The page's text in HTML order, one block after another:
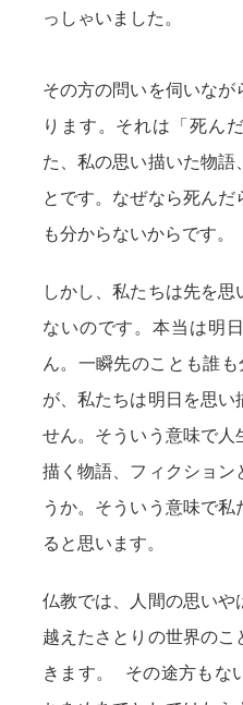
っしゃいました。
その方の問いを伺いなが
ります。それは「死ん
た、私の思い描いた物語
とです。なぜなら死んだ
も分からないからです。
しかし、私たちは先を
ないのです。本当は明
ん。一瞬先のことも誰
が、私たちは明日を思い
せん。そういう意味で人
描く物語、フィクション
うか。そういう意味で
ると思います。
仏教では、人間の思いや
越えたさとりの世界のこ
きます。 その途方もな